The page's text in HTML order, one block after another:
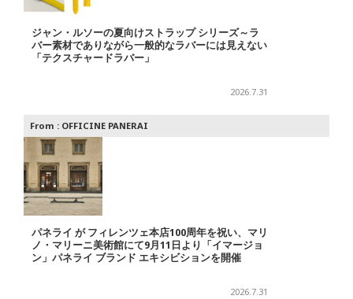
ジャン・ルソーの夏向けストラップ シリーズ～ラ
バー素材でありながら一般的なラバーには見えない
「テクスチャードラバー」
2026.7.31
From : OFFICINE PANERAI
パネライ が フィレンツェ本店100周年を祝い、マリ
ノ・マリーニ美術館にて9月11日より「イマージョ
ン」パネライ ブランド エキシビションを開催
2026.7.31